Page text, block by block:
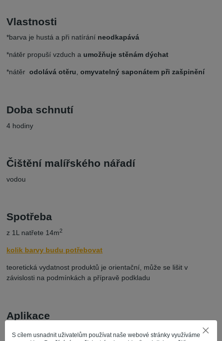
Vlastnosti
*barva je hustá a při natírání neodkapává
*nátěr propuší vzduch a umožňuje stěnám dýchat
*nátěrodolává otěru,omyvatelný saponátem při zašpinění
Doba schnutí
4 hodiny
Čištění malířského nářadí
vodou
Spotřeba
z 1L natřete 14m2
kolik barvy budu potřebovat
teoretická vydatnost produktů je orientační, může se lišit v
závislosti na podmínkách a přípravě podkladu
Aplikace
válečkem nebo štětcem
S cílem usnadnit uživatelům používat naše webové stránky využíváme